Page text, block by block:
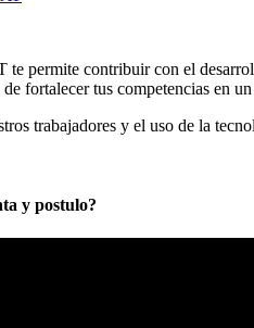
te permite contribuir con el
fortalecer tus competencias en
trabajadores y el uso de la
y postulo?